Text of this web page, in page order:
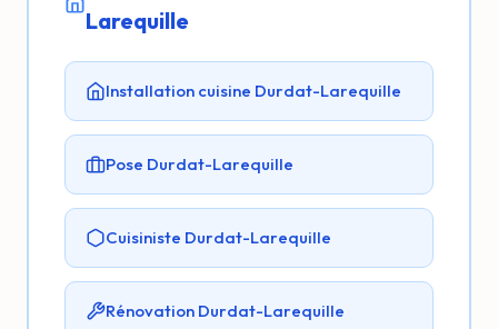
Larequille
Installation cuisine Durdat-Larequille
Pose Durdat-Larequille
Cuisiniste Durdat-Larequille
Rénovation Durdat-Larequille